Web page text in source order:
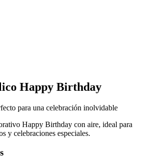
Happy Birthday
para una celebración inolvidable
Happy Birthday con aire, ideal para
y celebraciones especiales.